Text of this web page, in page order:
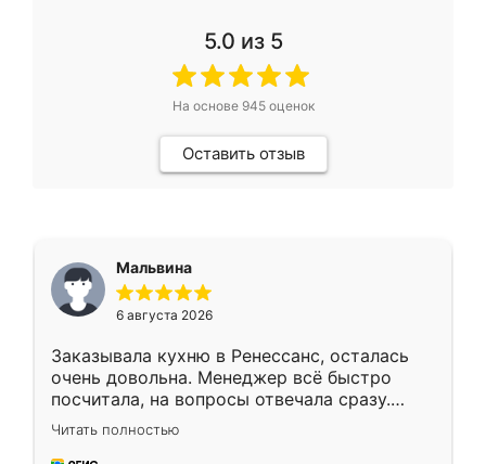
5.0 из 5
На основе 945оценок
Оставить отзыв
Мальвина
6 августа 2026
Заказывала кухню в Ренессанс, осталась
очень довольна. Менеджер всё быстро
посчитала, на вопросы отвечала сразу.
Замерщик приехал в субботу, подошёл к
делу со всей ответственностью. Собрали
Читать полностью